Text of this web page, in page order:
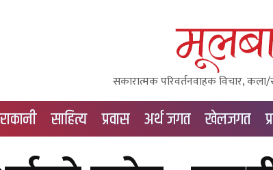
सकारात्मक परिवर्तनवाहक विचार,
साहित्य प्रवास अर्थ जगत खेलजगत